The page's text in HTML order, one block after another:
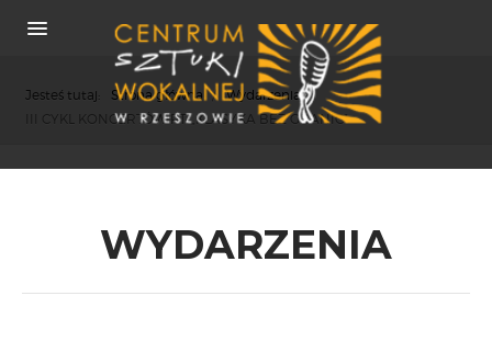
Jesteś tutaj: Strona główna / Wydarzenia /
III CYKL KONCERTÓW PT. „KLASYKA BEZ GRANIC”
WYDARZENIA